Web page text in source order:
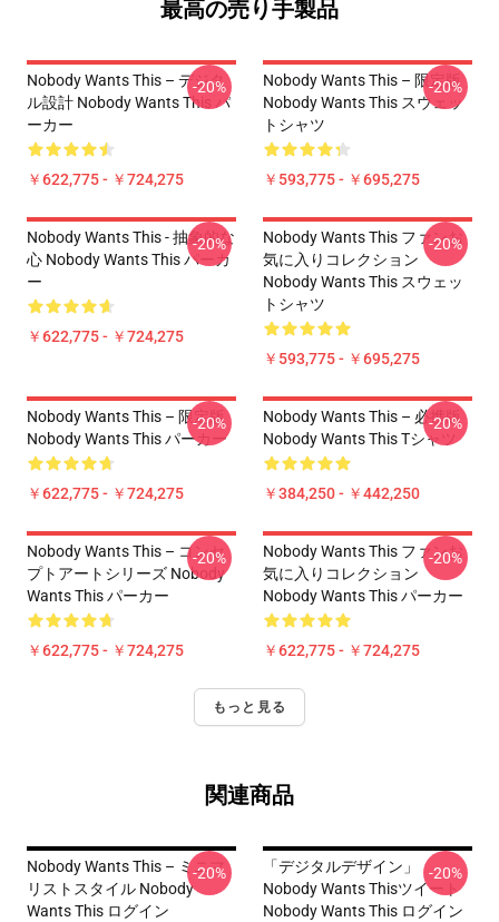
最高の売り手製品
Nobody Wants This – デジタ
ル設計 Nobody Wants This パ
ーカー
￥622,775 - ￥724,275
-20%
Nobody Wants This – 限定版
Nobody Wants This スウェッ
トシャツ
￥593,775 - ￥695,275
-20%
Nobody Wants This - 抽象的な
心 Nobody Wants This パーカ
ー
￥622,775 - ￥724,275
-20%
Nobody Wants This ファンお
気に入りコレクション
Nobody Wants This スウェッ
トシャツ
￥593,775 - ￥695,275
-20%
Nobody Wants This – 限定版
Nobody Wants This パーカー
￥622,775 - ￥724,275
-20%
Nobody Wants This – 必携版
Nobody Wants This Tシャツ
￥384,250 - ￥442,250
-20%
Nobody Wants This – コンセ
プトアートシリーズ Nobody
Wants This パーカー
￥622,775 - ￥724,275
-20%
Nobody Wants This ファンお
気に入りコレクション
Nobody Wants This パーカー
￥622,775 - ￥724,275
-20%
もっと見る
関連商品
Nobody Wants This – ミニマ
リストスタイル Nobody
Wants This ログイン
-20%
「デジタルデザイン」
Nobody Wants Thisツイート
Nobody Wants This ログイン
-20%